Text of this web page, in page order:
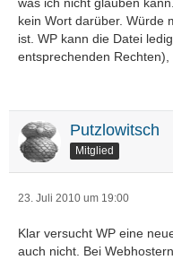
was ich nicht glauben
kein Wort darüber. Würde
ist. WP kann die Datei
entsprechenden
Putzlowitsch
Mitglied
23. Juli 2010 um 19:00
Klar versucht WP eine
auch nicht. Bei